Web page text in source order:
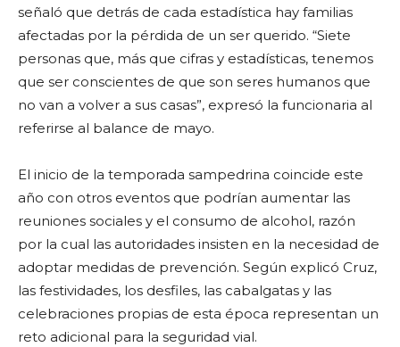
señaló que detrás de cada estadística hay familias
afectadas por la pérdida de un ser querido. “Siete
personas que, más que cifras y estadísticas, tenemos
que ser conscientes de que son seres humanos que
no van a volver a sus casas”, expresó la funcionaria al
referirse al balance de mayo.
El inicio de la temporada sampedrina coincide este
año con otros eventos que podrían aumentar las
reuniones sociales y el consumo de alcohol, razón
por la cual las autoridades insisten en la necesidad de
adoptar medidas de prevención. Según explicó Cruz,
las festividades, los desfiles, las cabalgatas y las
celebraciones propias de esta época representan un
reto adicional para la seguridad vial.